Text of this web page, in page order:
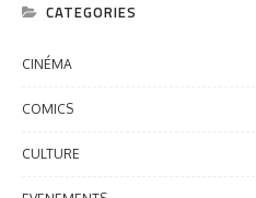
CATEGORIES
CINÉMA
COMICS
CULTURE